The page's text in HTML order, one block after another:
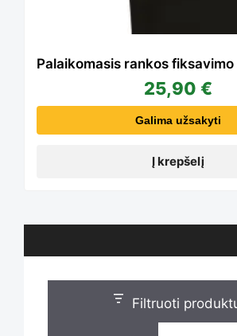
Palaikomasis rankos
25,90 €
Galima užsakyti
Į krepšelį
Filtruoti